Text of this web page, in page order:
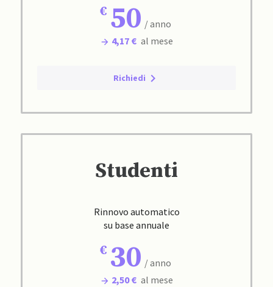
50 / anno
4,17 € al mese
Richiedi
Studenti
Rinnovo automatico
su base annuale
30 / anno
2,50 € al mese